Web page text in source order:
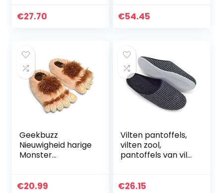
binnen/buitenscho
€27.70 €54.45
Geekbuzz
Nieuwigheid harige
Monster
Comfortabele
€20.99
Vilten pantoffels,
vilten zool,
pantoffels van vilt,
maten 36-51
€26.15